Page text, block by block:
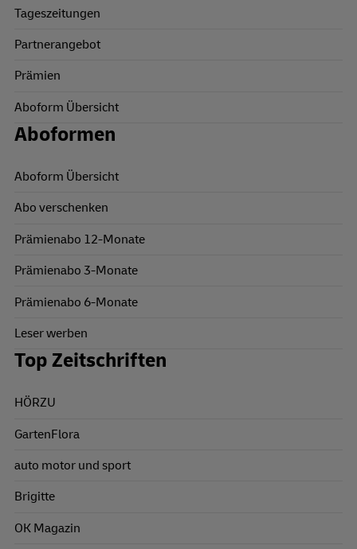
Tageszeitungen
Partnerangebot
Prämien
Aboform Übersicht
Aboformen
Aboform Übersicht
Abo verschenken
Prämienabo 12-Monate
Prämienabo 3-Monate
Prämienabo 6-Monate
Leser werben
Top Zeitschriften
HÖRZU
GartenFlora
auto motor und sport
Brigitte
OK Magazin